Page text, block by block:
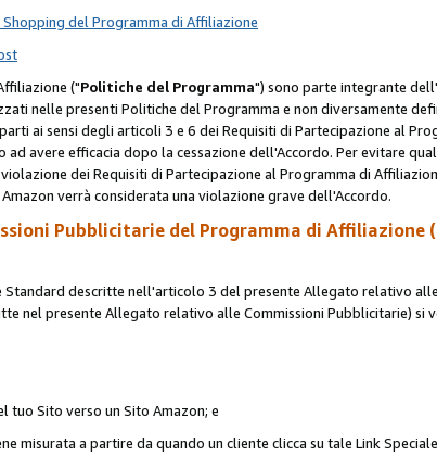
del Programma di Affiliazione
("Politiche del Programma") sono parte integrante dell'
nelle presenti Politiche del Programma e non diversamente
ai sensi degli articoli 3 e 6 dei Requisiti di Partecipazione al
avere efficacia dopo la cessazione dell'Accordo. Per evitare
dei Requisiti di Partecipazione al Programma di
verrà considerata una violazione grave dell'Accordo.
Pubblicitarie del Programma di Affiliazione
Standard descritte nell'articolo 3 del presente Allegato relativo
nel presente Allegato relativo alle Commissioni Pubblicitarie) si
tuo Sito verso un Sito Amazon; e
misurata a partire da quando un cliente clicca su tale Link